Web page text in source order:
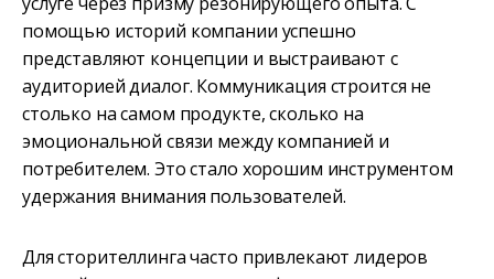
помощью историй компании успешно
представляют концепции и выстраивают с
аудиторией диалог. Коммуникация строится не
столько на самом продукте, сколько на
эмоциональной связи между компанией и
потребителем. Это стало хорошим инструментом
удержания внимания пользователей.
Для сторителлинга часто привлекают лидеров